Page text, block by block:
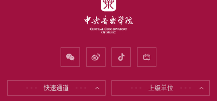
快速通道 上级单位